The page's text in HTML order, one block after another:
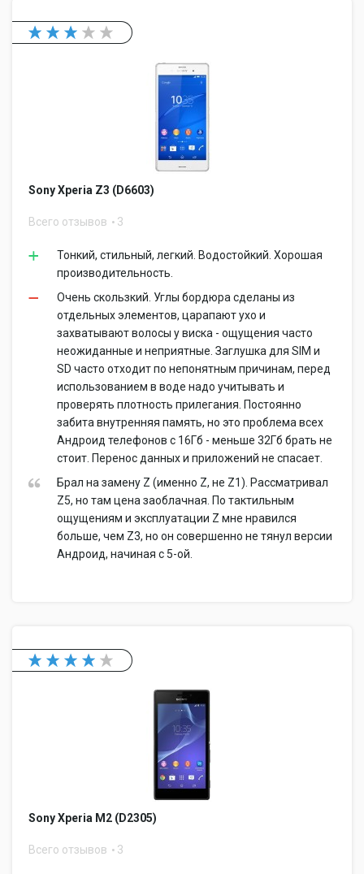
Sony Xperia Z3 (D6603)
Всего отзывов 3
Тонкий, стильный, легкий. Водостойкий. Хорошая
производительность.
Очень скользкий. Углы бордюра сделаны из
отдельных элементов, царапают ухо и
захватывают волосы у виска - ощущения часто
неожиданные и неприятные. Заглушка для SIM и
SD часто отходит по непонятным причинам, перед
использованием в воде надо учитывать и
проверять плотность прилегания. Постоянно
забита внутренняя память, но это проблема всех
Андроид телефонов с 16Гб - меньше 32Гб брать не
стоит. Перенос данных и приложений не спасает.
Брал на замену Z (именно Z, не Z1). Рассматривал
Z5, но там цена заоблачная. По тактильным
ощущениям и эксплуатации Z мне нравился
больше, чем Z3, но он совершенно не тянул версии
Андроид, начиная с 5-ой.
Sony Xperia M2 (D2305)
Всего отзывов 3